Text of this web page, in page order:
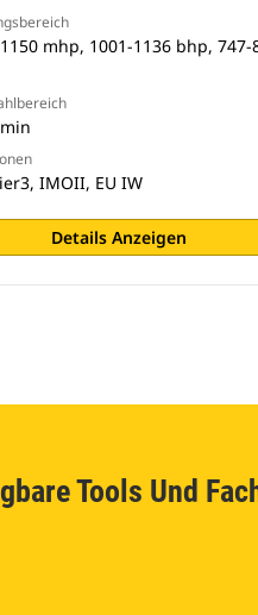
mhp, 1001-1136 bhp, 747-
IMOII, EU IW
Details Anzeigen
Tools Und